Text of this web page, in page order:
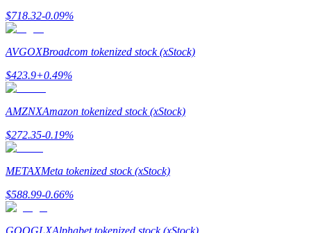
合約功能使用指南
學習如何保持盈利
$718.32-0.09%
AVGOXBroadcom tokenized stock (xStock)
$423.9+0.49%
AMZNXAmazon tokenized stock (xStock)
$272.35-0.19%
METAXMeta tokenized stock (xStock)
$588.99-0.66%
GOOGLXAlphabet tokenized stock (xStock)